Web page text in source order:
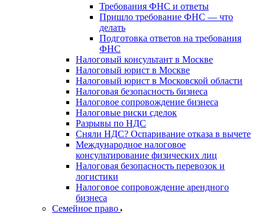
Требования ФНС и ответы
Пришло требование ФНС — что
делать
Подготовка ответов на требования
ФНС
Налоговый консультант в Москве
Налоговый юрист в Москве
Налоговый юрист в Московской области
Налоговая безопасность бизнеса
Налоговое сопровождение бизнеса
Налоговые риски сделок
Разрывы по НДС
Сняли НДС? Оспаривание отказа в вычете
Международное налоговое
консультирование физических лиц
Налоговая безопасность перевозок и
логистики
Налоговое сопровождение арендного
бизнеса
Семейное право